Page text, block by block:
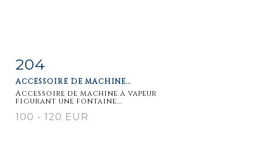
Fiche
204
ACCESSOIRE DE MACHINE...
Accessoire de machine à vapeur
figurant une fontaine...
100 - 120 EUR